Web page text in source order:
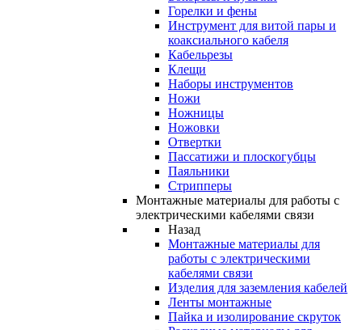
Горелки и фены
Инструмент для витой пары и
коаксиального кабеля
Кабельрезы
Клещи
Наборы инструментов
Ножи
Ножницы
Ножовки
Отвертки
Пассатижи и плоскогубцы
Паяльники
Стрипперы
Монтажные материалы для работы с
электрическими кабелями связи
Назад
Монтажные материалы для
работы с электрическими
кабелями связи
Изделия для заземления кабелей
Ленты монтажные
Пайка и изолирование скруток